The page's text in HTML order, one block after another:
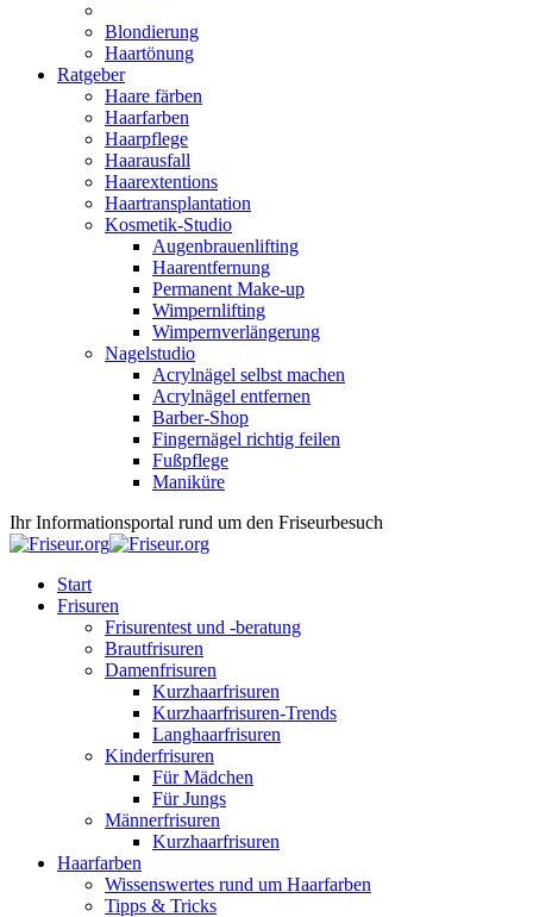
Blondierung
Haartönung
Ratgeber
Haare färben
Haarfarben
Haarpflege
Haarausfall
Haarextentions
Haartransplantation
Kosmetik-Studio
Augenbrauenlifting
Haarentfernung
Permanent Make-up
Wimpernlifting
Wimpernverlängerung
Nagelstudio
Acrylnägel selbst machen
Acrylnägel entfernen
Barber-Shop
Fingernägel richtig feilen
Fußpflege
Maniküre
Ihr Informationsportal rund um den Friseurbesuch
Start
Frisuren
Frisurentest und -beratung
Brautfrisuren
Damenfrisuren
Kurzhaarfrisuren
Kurzhaarfrisuren-Trends
Langhaarfrisuren
Kinderfrisuren
Für Mädchen
Für Jungs
Männerfrisuren
Kurzhaarfrisuren
Haarfarben
Wissenswertes rund um Haarfarben
Tipps & Tricks